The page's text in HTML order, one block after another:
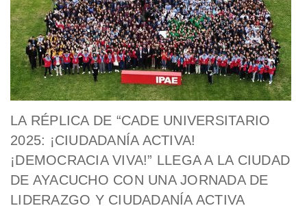
LA RÉPLICA DE “CADE UNIVERSITARIO
2025: ¡CIUDADANÍA ACTIVA!
¡DEMOCRACIA VIVA!” LLEGA A LA CIUDAD
DE AYACUCHO CON UNA JORNADA DE
LIDERAZGO Y CIUDADANÍA ACTIVA